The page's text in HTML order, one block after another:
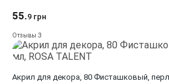
55.9 грн
Отзывы 3
Акрил для декора, 80 Фисташковый,